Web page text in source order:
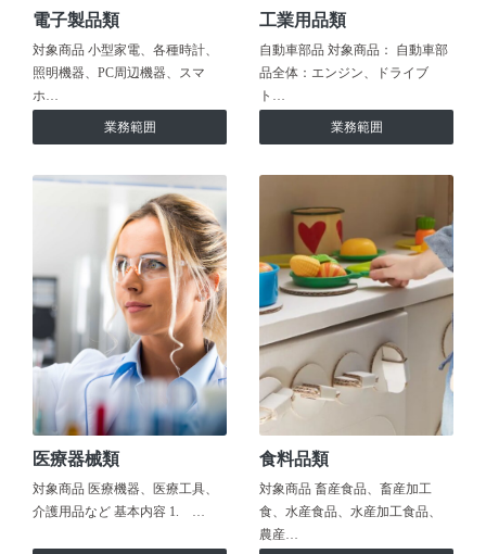
電子製品類
対象商品 小型家電、各種時計、
照明機器、PC周辺機器、スマ
ホ…
業務範囲
工業用品類
自動車部品 対象商品： 自動車部
品全体：エンジン、ドライブ
ト…
業務範囲
医療器械類
対象商品 医療機器、医療工具、
介護用品など 基本内容 1. …
食料品類
対象商品 畜産食品、畜産加工
食、水産食品、水産加工食品、
農産…